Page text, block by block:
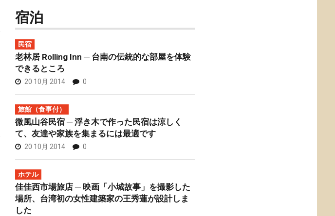
宿泊
民宿
老林居 Rolling Inn ─ 台南の伝統的な部屋を体験
できるところ
20 10月 2014 0
旅館（食事付）
微風山谷民宿 ─ 浮き木で作った民宿は涼しく
て、友達や家族を集まるには最適です
20 10月 2014 0
ホテル
佳佳西市場旅店 ─ 映画「小城故事」を撮影した
場所、台湾初の女性建築家の王秀蓮が設計しま
した